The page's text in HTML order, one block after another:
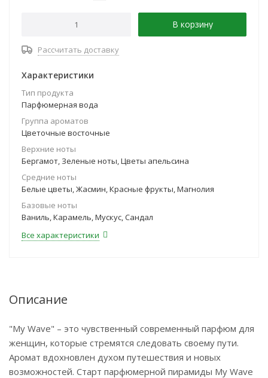
В корзину
Рассчитать доставку
Характеристики
Тип продукта
Парфюмерная вода
Группа ароматов
Цветочные восточные
Верхние ноты
Бергамот, Зеленые ноты, Цветы апельсина
Средние ноты
Белые цветы, Жасмин, Красные фрукты, Магнолия
Базовые ноты
Ваниль, Карамель, Мускус, Сандал
Все характеристики
Описание
"My Wave" – это чувственный современный парфюм для
женщин, которые стремятся следовать своему пути.
Аромат вдохновлен духом путешествия и новых
возможностей. Старт парфюмерной пирамиды My Wave